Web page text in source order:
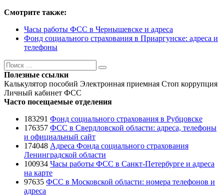
Смотрите также:
Часы работы ФСС в Чернышевске и адреса
Фонд социального страхования в Приаргунске: адреса и
телефоны
Поиск
Поиск
Полезные ссылки
Калькулятор пособий Электронная приемная Стоп коррупция
Личный кабинет ФСС
Часто посещаемые отделения
183291 Фонд социального страхования в Рубцовске
176357 ФСС в Свердловской области: адреса, телефоны
и официальный сайт
174048 Адреса Фонда социального страхования
Ленинградской области
100934 Часы работы ФСС в Санкт-Петербурге и адреса
на карте
97635 ФСС в Московской области: номера телефонов и
адреса